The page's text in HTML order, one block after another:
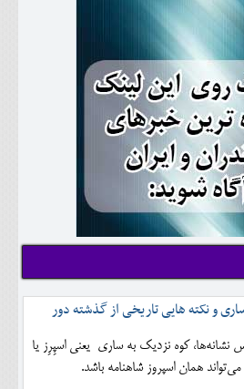
و نکته هایی تاریخی از گذشته دور
نشانه‌ها، کوه نزدیک به ساری یعنی اسپِرِز یا
می‌تواند همان اسپروز شاهنامه باشد.